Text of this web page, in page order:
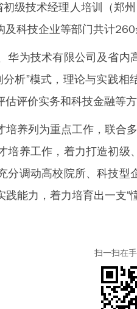
级技术经理人培训（郑
科技企业等部门共计260
为技术有限公司及省内
析”模式，理论与实践
评价实务和科技金融等方
列为重点工作，联合
培养工作，着力打造初
分调动高校院所、科技
能力，着力培育出一支
扫一扫在